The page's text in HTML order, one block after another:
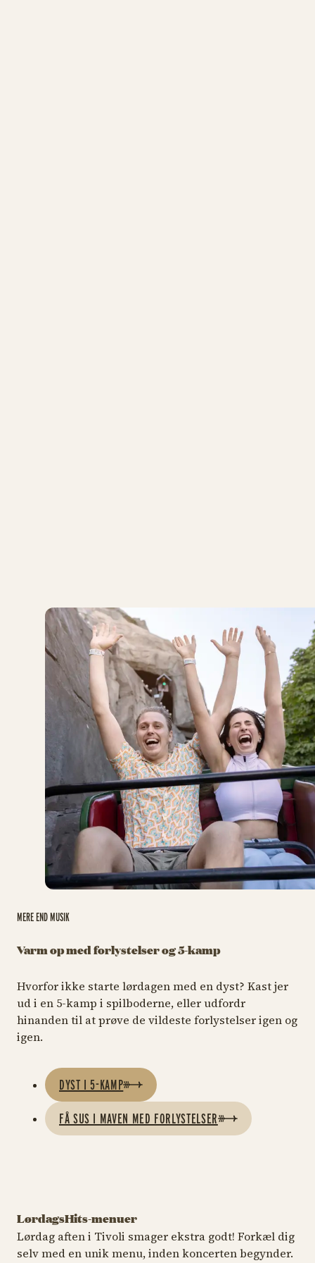
Varm op med forlystelser og 5-kamp
MERE END MUSIK
Hvorfor ikke starte lørdagen med en dyst? Kast jer
ud i en 5-kamp i spilboderne, eller udfordr
hinanden til at prøve de vildeste forlystelser igen og
igen.
DYST I 5-KAMP
FÅ SUS I MAVEN MED FORLYSTELSER
LørdagsHits-menuer
Lørdag aften i Tivoli smager ekstra godt! Forkæl dig
selv med en unik menu, inden koncerten begynder.
A Hereford
Beefstouw
Brdr. Price i
Tivoli